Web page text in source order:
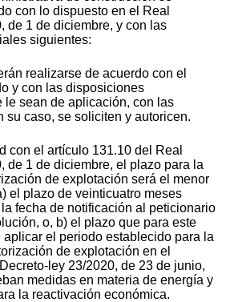
con lo dispuesto en el Real
de 1 de diciembre, y con las
siguientes:
realizarse de acuerdo con el
y con las disposiciones
le sean de aplicación, con las
su caso, se soliciten y autoricen.
el artículo 131.10 del Real
de 1 de diciembre, el plazo para la
de explotación será el menor
el plazo de veinticuatro meses
fecha de notificación al peticionario
o, b) el plazo que para este
aplicar el periodo establecido para la
de explotación en el
ley 23/2020, de 23 de junio,
medidas en materia de energía y
la reactivación económica.